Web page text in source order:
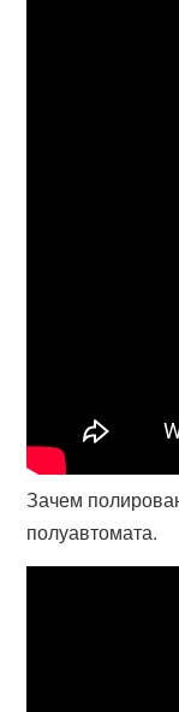
Зачем
полуавтомата.